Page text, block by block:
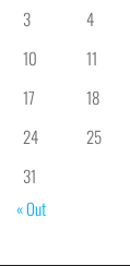
3
4
10
11
17
18
24
25
31
« Out